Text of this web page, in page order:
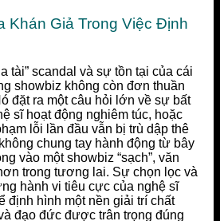
Khán Giả Trong Việc Định
tài” scandal và sự tồn tại của cái
showbiz không còn đơn thuần
đặt ra một câu hỏi lớn về sự bất
sĩ hoạt động nghiêm túc, hoặc
lỗi lần đầu vẫn bị trù dập thê
chung tay hành động từ bây
vào một showbiz “sạch”, văn
trong tương lai. Sự chọn lọc và
hành vi tiêu cực của nghệ sĩ
định hình một nền giải trí chất
đạo đức được trân trọng đúng